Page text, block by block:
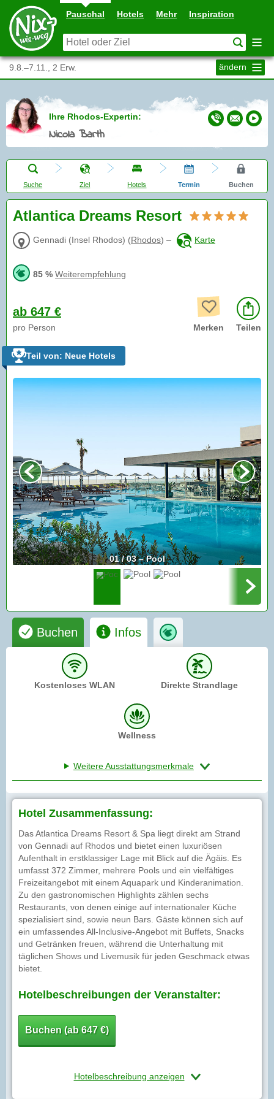
Pauschal Hotels Mehr Inspiration
9.8.–7.11., 2 Erw. ändern
Ihre Rhodos-Expertin:
Nicola Barth
Suche Ziel Hotels Termin Buchen
Atlantica Dreams Resort
Gennadi (Insel Rhodos) (Rhodos) – Karte
85 % Weiterempfehlung
ab 647 €
pro Person Merken Teilen
Teil von: Neue Hotels
01 / 03 – Pool
Buchen Infos
Kostenloses WLAN Direkte Strandlage
Wellness
Weitere Ausstattungsmerkmale
Hotel Zusammenfassung:
Das Atlantica Dreams Resort & Spa liegt direkt am Strand
von Gennadi auf Rhodos und bietet einen luxuriösen
Aufenthalt in erstklassiger Lage mit Blick auf die Ägäis. Es
umfasst 372 Zimmer, mehrere Pools und ein vielfältiges
Freizeitangebot mit einem Aquapark und Kinderanimation.
Zu den gastronomischen Highlights zählen sechs
Restaurants, von denen einige auf internationaler Küche
spezialisiert sind, sowie neun Bars. Gäste können sich auf
ein umfassendes All-Inclusive-Angebot mit Buffets, Snacks
und Getränken freuen, während die Unterhaltung mit
täglichen Shows und Livemusik für jeden Geschmack etwas
bietet.
Hotelbeschreibungen der Veranstalter:
Buchen (ab 647 €)
Hotelbeschreibung anzeigen